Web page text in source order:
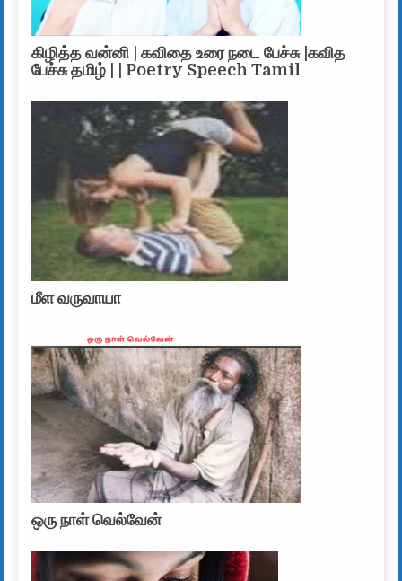
கிழித்த வன்னி | கவிதை உரை நடை பேச்சு |கவித
பேச்சு தமிழ் | | Poetry Speech Tamil
மீள வருவாயா
ஒரு நாள் வெல்வேன்